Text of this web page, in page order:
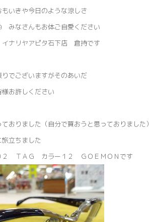
いきや今日のような涼しさ
みなさんもお体ご自愛ください
ナリヤアピタ石下店 倉持です
でございますがそのあいだ
お許しください
おりました（自分で買おうと思っておりました）
旅立ちました
２ ＴＡＧ カラー１２ ＧＯＥＭＯＮです